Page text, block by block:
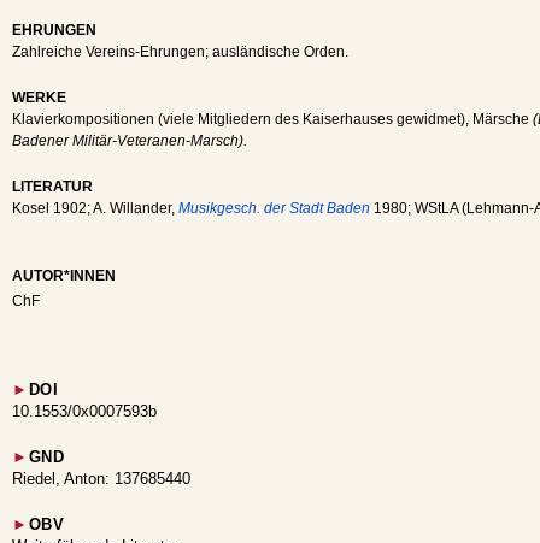
EHRUNGEN
Zahlreiche Vereins-Ehrungen; ausländische Orden.
WERKE
Klavierkompositionen (viele Mitgliedern des Kaiserhauses gewidmet), Märsche
Badener Militär-Veteranen-Marsch).
LITERATUR
Kosel 1902; A. Willander, Musikgesch. der Stadt Baden 1980; WStLA
AUTOR*INNEN
ChF
► DOI
10.1553/0x0007593b
► GND
Riedel, Anton: 137685440
► OBV